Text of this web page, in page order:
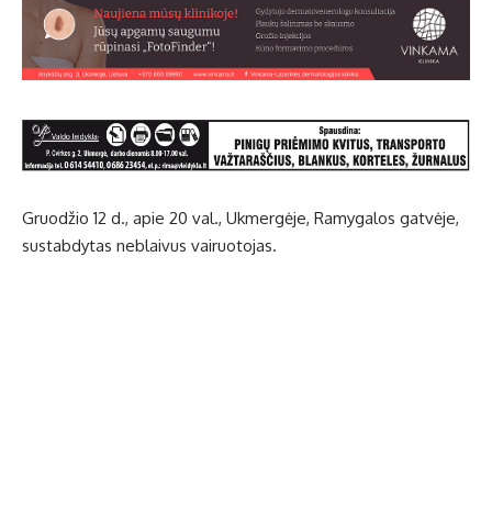
Gruodžio 12 d., apie 20 val., Ukmergėje, Ramygalos gatvėje,
sustabdytas neblaivus vairuotojas.